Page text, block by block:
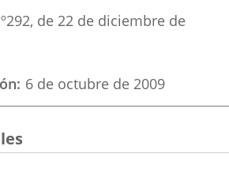
externa.externa.
292, de 22 de diciembre de
6 de octubre de 2009